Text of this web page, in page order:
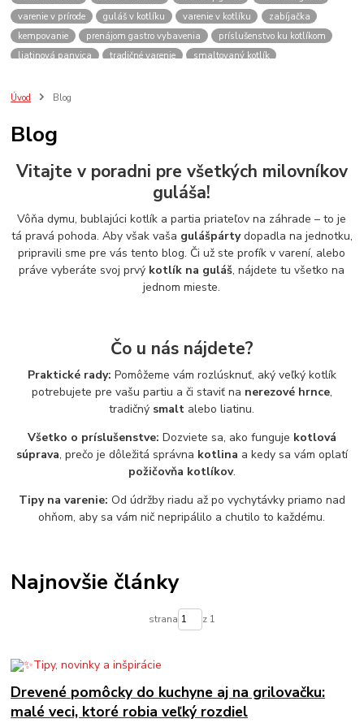
varenie v prírode
guláš v kotlíku varenie v kotlíku
zabíjačka
kempovanie
prenájom gastro vybavenia
príslušenstvo ku kotlíkom
liatinová panvica
tradičné varenie
smaltovaný kotlík
akcie
spoločenské akcie
rental
varenie gulášu
požičovňa hrncov nerezový hrniec 30l
oslava
výber kotlíka
Úvod Blog
Blog
Vitajte v poradni pre všetkých milovníkov
guláša!
Vôňa dymu, bublajúci kotlík a partia priateľov na záhrade – to je
tá pravá pohoda. Aby však vaša gulášpártydopadla na jednotku,
pripravili sme pre vás tento blog. Či už ste profík v varení, alebo
práve vyberáte svoj prvý kotlík na guláš, nájdete tu všetko na
jednom mieste.
Čo u nás nájdete?
Praktické rady: Pomôžeme vám rozlúsknuť, aký veľký kotlík
potrebujete pre vašu partiu a či staviť na nerezové hrnce,
tradičný smalt alebo liatinu.
Všetko o príslušenstve: Dozviete sa, ako funguje kotlová
súprava, prečo je dôležitá správna kotlina a kedy sa vám oplatí
požičovňa kotlíkov.
Tipy na varenie: Od údržby riadu až po vychytávky priamo nad
ohňom, aby sa vám nič nepripálilo a chutilo to každému.
Najnovšie články
strana z 1
Drevené pomôcky do kuchyne aj na grilovačku:
malé veci, ktoré robia veľký rozdiel